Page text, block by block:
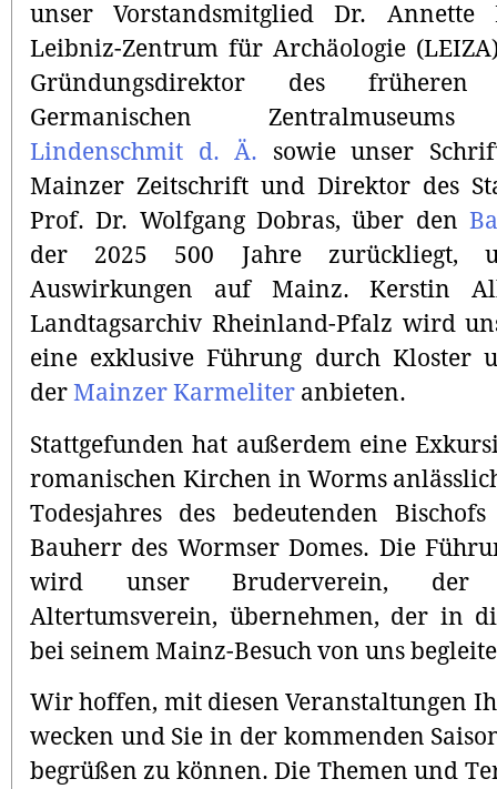
unser Vorstandsmitglied Dr. Annette
Leibniz-Zentrum für Archäologie
Gründungsdirektor des früheren
Germanischen
Lindenschmit d. Ä. sowie unser
Mainzer Zeitschrift und Direktor des
Prof. Dr. Wolfgang Dobras, über den
der 2025 500 Jahre zurückliegt,
Auswirkungen auf Mainz. Kerstin
Landtagsarchiv Rheinland-Pfalz wird
eine exklusive Führung durch Kloster
der Mainzer Karmeliter anbieten.
Stattgefunden hat außerdem eine
romanischen Kirchen in Worms
Todesjahres des bedeutenden
Bauherr des Wormser Domes. Die
wird unser Bruderverein, der
Altertumsverein, übernehmen, der in
bei seinem Mainz-Besuch von uns
Wir hoffen, mit diesen Veranstaltungen
wecken und Sie in der kommenden
begrüßen zu können. Die Themen und